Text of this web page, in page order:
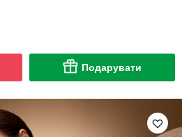
Подарувати